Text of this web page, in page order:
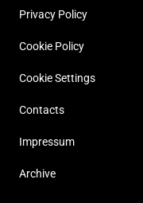
Privacy Policy
Cookie Policy
Cookie Settings
Contacts
Impressum
Archive